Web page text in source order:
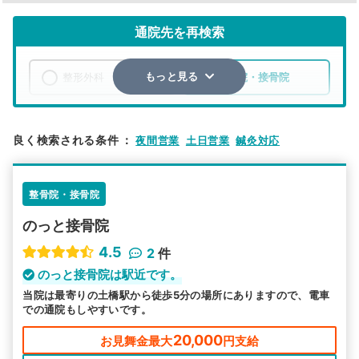
通院先を再検索
整骨院・接骨院
検索する
駅から探す
もっと見る
良く検索される条件 ： 夜間営業 土日営業 鍼灸対応
整骨院・接骨院
のっと接骨院
4.5
2 件
のっと接骨院は駅近です。
当院は最寄りの土橋駅から徒歩5分の場所にありますので、電車
での通院もしやすいです。
お見舞金最大20,000円支給